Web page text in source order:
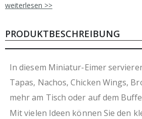
Höhe inkl. Griff ca. 150 mm
weiterlesen >>
PRODUKTBESCHREIBUNG
In diesem Miniatur-Eimer
Tapas, Nachos, Chicken Wings,
mehr am Tisch oder auf dem
Mit vielen Ideen können Sie den